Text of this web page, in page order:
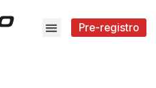
Pre-registro